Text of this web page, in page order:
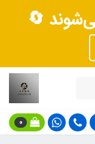
🔄
0